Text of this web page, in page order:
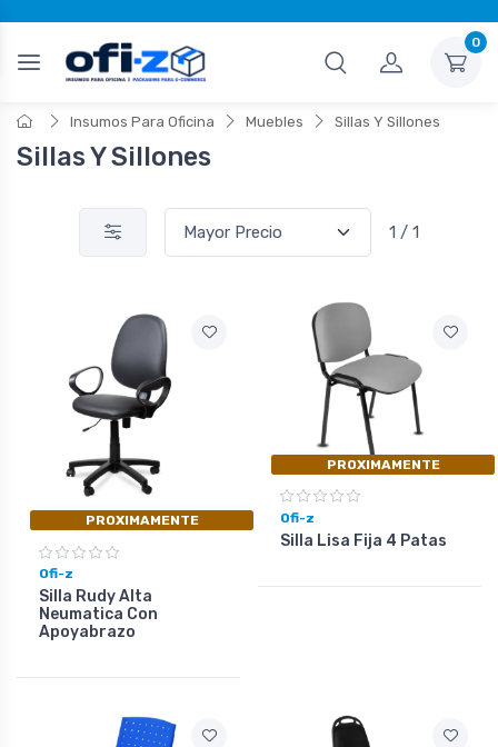
0
Insumos Para Oficina Muebles Sillas Y Sillones
Sillas Y Sillones
1 / 1
PROXIMAMENTE
Ofi-z
Silla Rudy Alta
Neumatica Con
Apoyabrazo
PROXIMAMENTE
Ofi-z
Silla Lisa Fija 4 Patas